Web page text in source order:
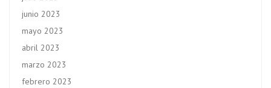
junio 2023
mayo 2023
abril 2023
marzo 2023
febrero 2023